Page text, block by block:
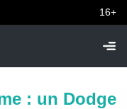
16+
: un Dodge